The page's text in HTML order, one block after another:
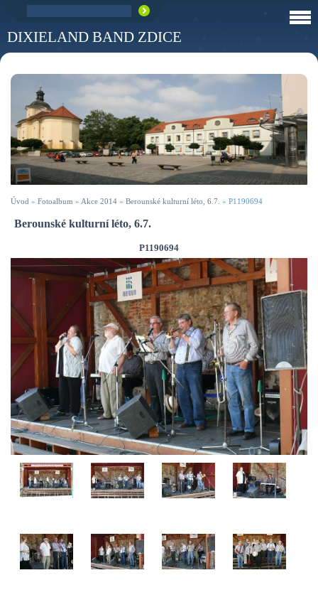
DIXIELAND BAND ZDICE
Úvod » Fotoalbum » Akce 2014 » Berounské kulturní léto, 6.7. » P1190694
Berounské kulturní léto, 6.7.
P1190694